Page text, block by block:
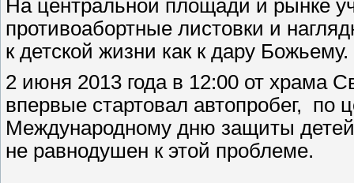
На центральной площади и рынке
противоабортные листовки и
к детской жизни как к дару Божьему.
2 июня 2013 года в 12:00 от храма
впервые стартовал автопробег,
по
Международному дню защиты детей
не равнодушен к этой проблеме.